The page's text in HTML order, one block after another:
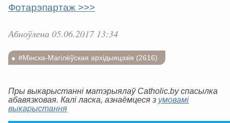
Фотарэпартаж >>>
Абноўлена 05.06.2017 13:34
#Мінска-Магілёўская архідыяцэзія (2616)
Пры выкарыстанні матэрыялаў Catholic.by спасылка
абавязковая. Калі ласка, азнаёмцеся з умовамі
выкарыстання